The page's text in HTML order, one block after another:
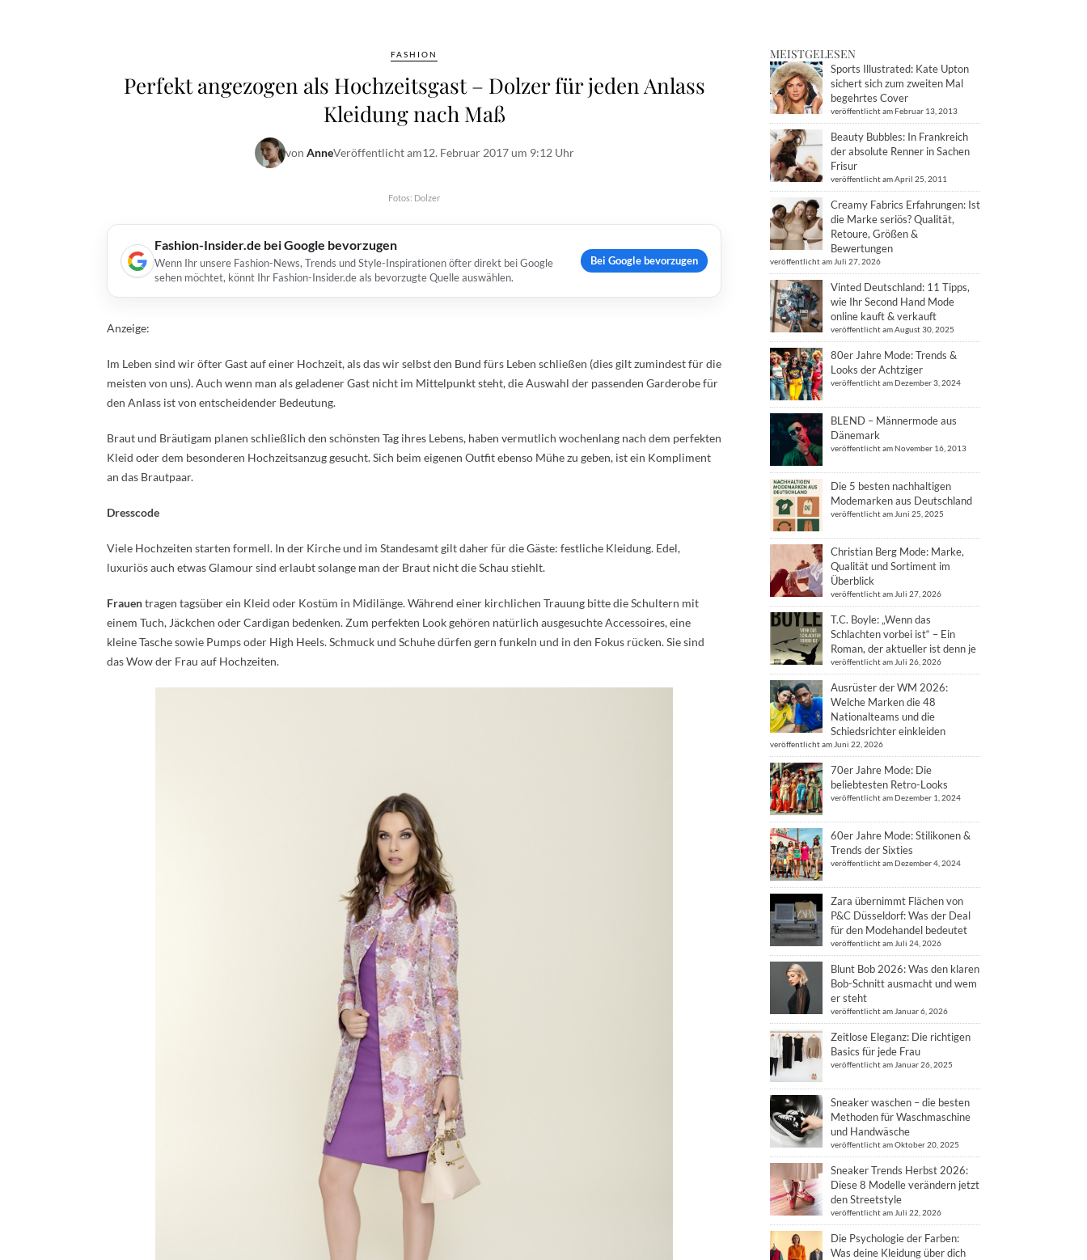
FASHION
Perfekt angezogen als Hochzeitsgast – Dolzer für jeden Anlass
Kleidung nach Maß
von AnneVeröffentlicht am12. Februar 2017 um 9:12 Uhr
Fotos: Dolzer
Fashion-Insider.de bei Google bevorzugen
Wenn Ihr unsere Fashion-News, Trends und Style-Inspirationen öfter direkt bei Google
sehen möchtet, könnt Ihr Fashion-Insider.de als bevorzugte Quelle auswählen.
Bei Google bevorzugen
Anzeige:
Im Leben sind wir öfter Gast auf einer Hochzeit, als das wir selbst den Bund fürs Leben schließen (dies gilt zumindest für die
meisten von uns). Auch wenn man als geladener Gast nicht im Mittelpunkt steht, die Auswahl der passenden Garderobe für
den Anlass ist von entscheidender Bedeutung.
Braut und Bräutigam planen schließlich den schönsten Tag ihres Lebens, haben vermutlich wochenlang nach dem perfekten
Kleid oder dem besonderen Hochzeitsanzug gesucht. Sich beim eigenen Outfit ebenso Mühe zu geben, ist ein Kompliment
an das Brautpaar.
Dresscode
Viele Hochzeiten starten formell. In der Kirche und im Standesamt gilt daher für die Gäste: festliche Kleidung. Edel,
luxuriös auch etwas Glamour sind erlaubt solange man der Braut nicht die Schau stiehlt.
Frauentragen tagsüber ein Kleid oder Kostüm in Midilänge. Während einer kirchlichen Trauung bitte die Schultern mit
einem Tuch, Jäckchen oder Cardigan bedenken. Zum perfekten Look gehören natürlich ausgesuchte Accessoires, eine
kleine Tasche sowie Pumps oder High Heels. Schmuck und Schuhe dürfen gern funkeln und in den Fokus rücken. Sie sind
das Wow der Frau auf Hochzeiten.
MEISTGELESEN
Sports Illustrated: Kate Upton
sichert sich zum zweiten Mal
begehrtes Cover
veröffentlicht am Februar 13, 2013
Beauty Bubbles: In Frankreich
der absolute Renner in Sachen
Frisur
veröffentlicht am April 25, 2011
Creamy Fabrics Erfahrungen: Ist
die Marke seriös? Qualität,
Retoure, Größen &
Bewertungen
veröffentlicht am Juli 27, 2026
Vinted Deutschland: 11 Tipps,
wie Ihr Second Hand Mode
online kauft & verkauft
veröffentlicht am August 30, 2025
80er Jahre Mode: Trends &
Looks der Achtziger
veröffentlicht am Dezember 3, 2024
BLEND – Männermode aus
Dänemark
veröffentlicht am November 16, 2013
Die 5 besten nachhaltigen
Modemarken aus Deutschland
veröffentlicht am Juni 25, 2025
Christian Berg Mode: Marke,
Qualität und Sortiment im
Überblick
veröffentlicht am Juli 27, 2026
T.C. Boyle: „Wenn das
Schlachten vorbei ist“ – Ein
Roman, der aktueller ist denn je
veröffentlicht am Juli 26, 2026
Ausrüster der WM 2026:
Welche Marken die 48
Nationalteams und die
Schiedsrichter einkleiden
veröffentlicht am Juni 22, 2026
70er Jahre Mode: Die
beliebtesten Retro-Looks
veröffentlicht am Dezember 1, 2024
60er Jahre Mode: Stilikonen &
Trends der Sixties
veröffentlicht am Dezember 4, 2024
Zara übernimmt Flächen von
P&C Düsseldorf: Was der Deal
für den Modehandel bedeutet
veröffentlicht am Juli 24, 2026
Blunt Bob 2026: Was den klaren
Bob-Schnitt ausmacht und wem
er steht
veröffentlicht am Januar 6, 2026
Zeitlose Eleganz: Die richtigen
Basics für jede Frau
veröffentlicht am Januar 26, 2025
Sneaker waschen – die besten
Methoden für Waschmaschine
und Handwäsche
veröffentlicht am Oktober 20, 2025
Sneaker Trends Herbst 2026:
Diese 8 Modelle verändern jetzt
den Streetstyle
veröffentlicht am Juli 22, 2026
Die Psychologie der Farben:
Was deine Kleidung über dich